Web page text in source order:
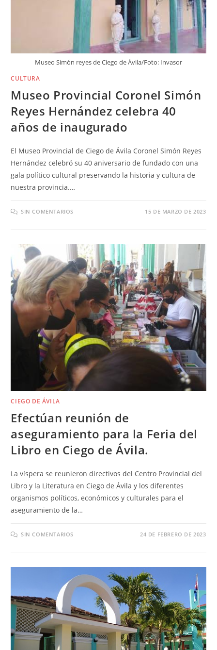
Museo Simón reyes de Ciego de Ávila/Foto: Invasor
CULTURA
Museo Provincial Coronel Simón
Reyes Hernández celebra 40
años de inaugurado
El Museo Provincial de Ciego de Ávila Coronel Simón Reyes
Hernández celebró su 40 aniversario de fundado con una
gala político cultural preservando la historia y cultura de
nuestra provincia.…
SIN COMENTARIOS 15 DE MARZO DE 2023
CIEGO DE ÁVILA
Efectúan reunión de
aseguramiento para la Feria del
Libro en Ciego de Ávila.
La víspera se reunieron directivos del Centro Provincial del
Libro y la Literatura en Ciego de Ávila y los diferentes
organismos políticos, económicos y culturales para el
aseguramiento de la…
SIN COMENTARIOS 24 DE FEBRERO DE 2023